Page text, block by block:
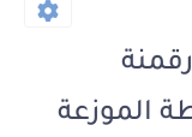
الموزعة